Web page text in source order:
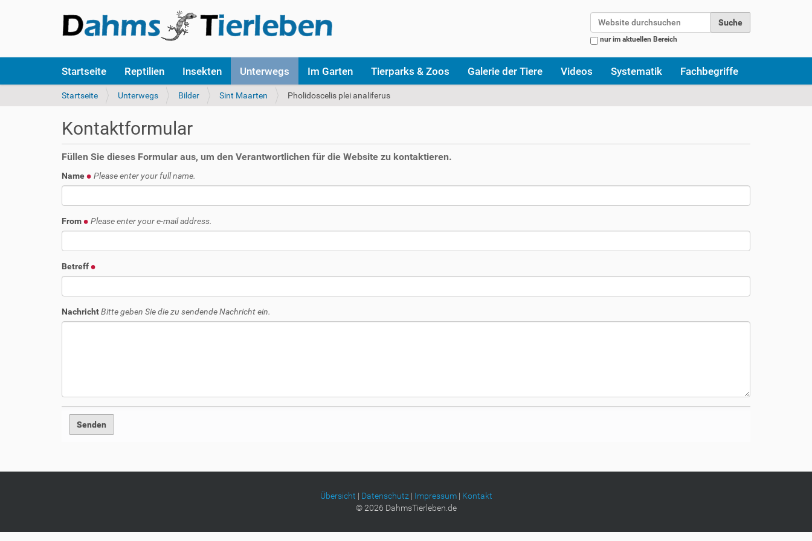
nur im aktuellen Bereich
k
Startseite Reptilien Insekten Unterwegs Im Garten Tierparks & Zoos Galerie der Tiere Videos Systematik Fachbegriffe
S
s
i
n
h
e
Startseite Unterwegs Bilder Sint Maarten Pholidoscelis plei analiferus
Kontaktformular
Füllen Sie dieses Formular aus, um den Verantwortlichen für die Website zu kontaktieren.
Name Please enter your full name.
From Please enter your e-mail address.
Betreff
NachrichtBitte geben Sie die zu sendende Nachricht ein.
Übersicht | Datenschutz | Impressum| Kontakt
©2026 DahmsTierleben.de